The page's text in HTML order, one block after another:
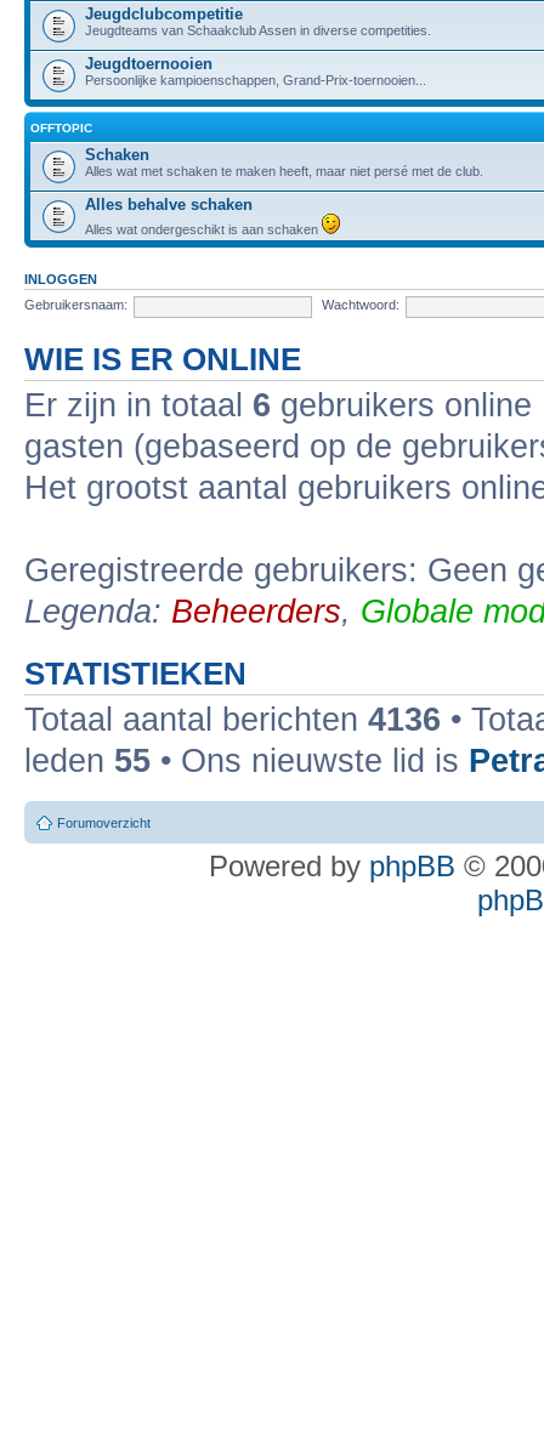
Jeugdclubcompetitie
Jeugdteams van Schaakclub Assen in diverse competities.
Jeugdtoernooien
Persoonlijke kampioenschappen, Grand-Prix-toernooien...
OFFTOPIC
Schaken
Alles wat met schaken te maken heeft, maar niet persé met de club.
Alles behalve schaken
Alles wat ondergeschikt is aan schaken
INLOGGEN
Gebruikersnaam:
Wachtwoord:
WIE IS ER ONLINE
Er zijn in totaal 6 gebruikers
gasten (gebaseerd op de
Het grootst aantal gebruikers
Geregistreerde gebruikers: Geen
Legenda: Beheerders, Globale
STATISTIEKEN
Totaal aantal berichten 4136 •
leden 55 • Ons nieuwste lid is
Forumoverzicht
Powered by phpBB ©